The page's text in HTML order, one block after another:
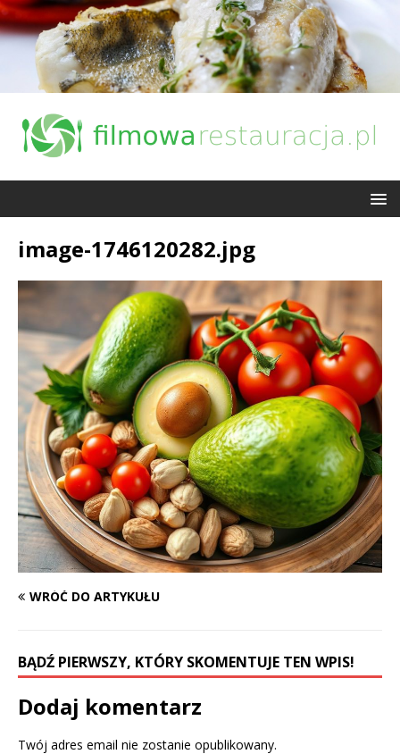
image-1746120282.jpg
WRÓĆ DO ARTYKUŁU
BĄDŹ PIERWSZY, KTÓRY SKOMENTUJE TEN WPIS!
Dodaj komentarz
Twój adres email nie zostanie opublikowany.